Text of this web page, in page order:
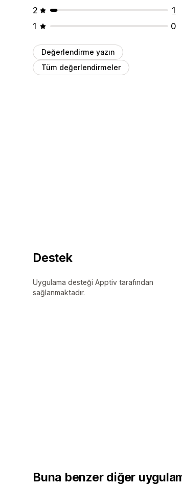
2
1
1
0
Değerlendirme yazın
Tüm değerlendirmeler
Destek
Uygulama desteği Apptiv tarafından
sağlanmaktadır.
Buna benzer diğer